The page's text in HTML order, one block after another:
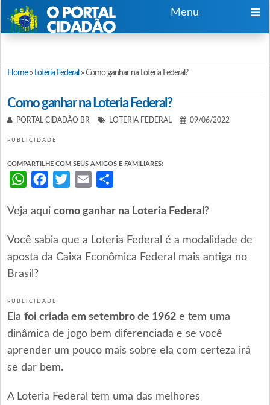
Menu
Home» Loteria Federal »Como ganhar na Loteria Federal?
Como ganhar na Loteria Federal?
PORTAL CIDADÃO BR LOTERIA FEDERAL 09/06/2022
PUBLICIDADE
COMPARTILHE COM SEUS AMIGOS E FAMILIARES:
WhatsAppFacebookTwitterEmail
Veja aqui como ganhar na Loteria Federal ?
Você sabia que a Loteria Federal é a modalidade de
aposta da Caixa Econômica Federal mais antiga no
Brasil?
PUBLICIDADE
Ela foi criada em setembro de 1962e tem uma
dinâmica de jogo bem diferenciada e se você
aprender um pouco mais sobre ela com certeza irá
se dar bem.
A Loteria Federal tem uma das melhores